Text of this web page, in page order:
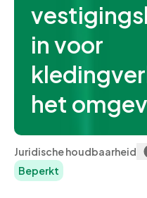
in voor
het
Juridische houdbaarheid
Beperkt